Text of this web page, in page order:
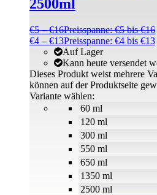
2500ml
€5 –€16Preisspanne: €5 bis €16
€4 – €13Preisspanne: €4 bis €13
60 ml
120 ml
300 ml
550 ml
650 ml
1350 ml
2500 ml
Auf Lager
Kann heute versendet
Variante wählen:
Dieses Produkt weist mehrere
können auf der Produktseite